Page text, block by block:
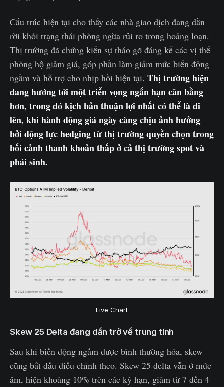
Cấu trúc hiện tại cho thấy các nhà giao dịch đang dần
rời khỏi trạng thái phòng ngừa rủi ro trong hoảng loạn.
Thị trường đã chứng kiến sự tháo gỡ đáng kể các vị thế
phòng hộ giảm giá, góp phần làm giảm mức biến động
ngầm và hỗ trợ cho nhịp hồi hiện tại. Thị trường hiện
đang hướng tới một triển vọng ngắn hạn cân bằng
hơn, trong đó kịch bản thuận lợi nhất có thể là đi
lên, khi hành động giá ngày càng chịu ảnh hưởng
bởi động lực hedging từ thị trường quyền chọn trong
bối cảnh thanh khoản thấp ở cả thị trường spot và
phái sinh.
Live Chart
Skew 25 Delta đang dần trở về trung tính
Sau khi biến động ngầm được bình thường hóa, skew
cũng bắt đầu điều chỉnh theo. Skew 25 delta vẫn ở mức
âm, hiện khoảng 10% trên các kỳ hạn, giảm từ 7 đến 4